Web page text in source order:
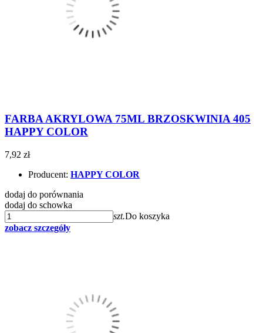
FARBA AKRYLOWA 75ML BRZOSKWINIA 405
HAPPY COLOR
7,92 zł
Producent: HAPPY COLOR
dodaj do porównania
dodaj do schowka
szt.Do koszyka
zobacz szczegóły